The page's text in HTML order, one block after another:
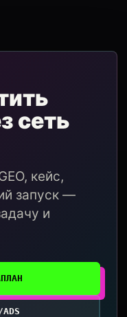
сеть
кейс,
запуск —
и